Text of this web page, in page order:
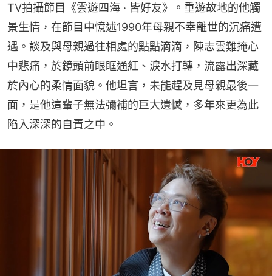
TV拍攝節目《雲遊四海 · 皆好友》。重遊故地的他觸
景生情，在節目中憶述1990年母親不幸離世的沉痛遭
遇。談及與母親過往相處的點點滴滴，陳志雲難掩心
中悲痛，於鏡頭前眼眶通紅、淚水打轉，流露出深藏
於內心的柔情面貌。他坦言，未能趕及見母親最後一
面，是他這輩子無法彌補的巨大遺憾，多年來更為此
陷入深深的自責之中。